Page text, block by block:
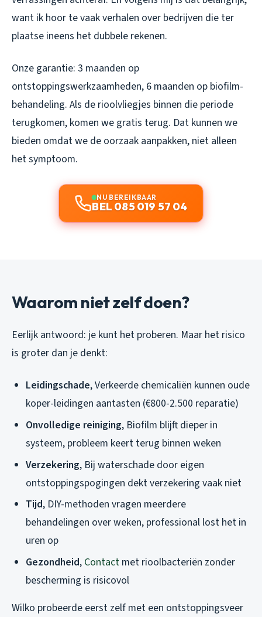
want ik hoor te vaak verhalen over bedrijven die ter
plaatse ineens het dubbele rekenen.
Onze garantie: 3 maanden op
ontstoppingswerkzaamheden, 6 maanden op biofilm-
behandeling. Als de rioolvliegjes binnen die periode
terugkomen, komen we gratis terug. Dat kunnen we
bieden omdat we de oorzaak aanpakken, niet alleen
het symptoom.
NU BEREIKBAAR
BEL 085 019 57 04
Waarom niet zelf doen?
Eerlijk antwoord: je kunt het proberen. Maar het risico
is groter dan je denkt:
Leidingschade, Verkeerde chemicaliën kunnen oude
koper-leidingen aantasten (€800-2.500 reparatie)
Onvolledige reiniging, Biofilm blijft dieper in
systeem, probleem keert terug binnen weken
Verzekering, Bij waterschade door eigen
ontstoppingspogingen dekt verzekering vaak niet
Tijd, DIY-methoden vragen meerdere
behandelingen over weken, professional lost het in
uren op
Gezondheid, Contact met rioolbacteriën zonder
bescherming is risicovol
Wilko probeerde eerst zelf met een ontstoppingsveer